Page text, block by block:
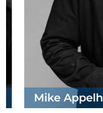
Mike Appelhof